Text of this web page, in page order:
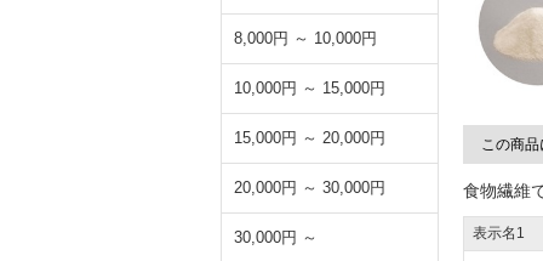
8,000円 ～ 10,000円
10,000円 ～ 15,000円
15,000円 ～ 20,000円
20,000円 ～ 30,000円
30,000円 ～
この商
食物繊維
表示名1